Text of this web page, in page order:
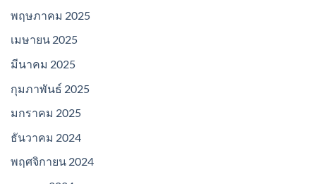
พฤษภาคม 2025
เมษายน 2025
มีนาคม 2025
กุมภาพันธ์ 2025
มกราคม 2025
ธันวาคม 2024
พฤศจิกายน 2024